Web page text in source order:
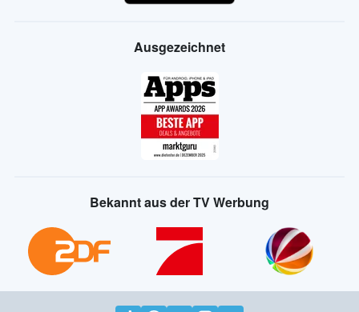
Ausgezeichnet
Bekannt aus der TV Werbung